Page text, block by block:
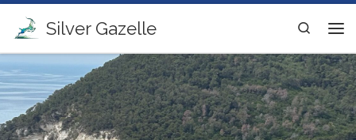
Ga naar inhoud
Silver Gazelle
Search